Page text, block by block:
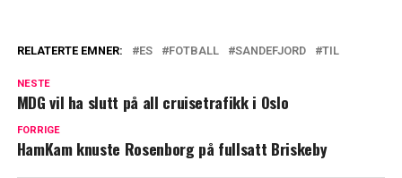
RELATERTE EMNER: ES FOTBALL SANDEFJORD TIL
NESTE
MDG vil ha slutt på all cruisetrafikk i Oslo
FORRIGE
HamKam knuste Rosenborg på fullsatt Briskeby